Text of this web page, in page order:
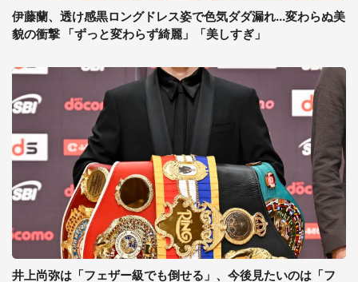
伊藤蘭、透け感黒ロングドレス姿で色気ダダ漏れ...変わらぬ美
貌の衝撃 「ずっと変わらず綺麗」「美しすぎ」
井上尚弥は「フェザー級でも倒せる」、今後見たいのは「フ